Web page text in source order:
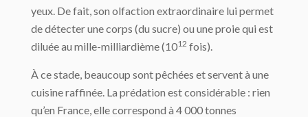
yeux. De fait, son olfaction extraordinaire lui permet
de détecter une corps (du sucre) ou une proie qui est
diluée au mille-milliardième (1012 fois).
À ce stade, beaucoup sont pêchées et servent à une
cuisine raffinée. La prédation est considérable : rien
qu’en France, elle correspond à 4 000 tonnes